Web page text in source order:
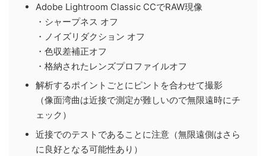
Adobe Lightroom Classic CCでRAW現像
・シャープネス オフ
・ノイズリダクション オフ
・色収差補正オフ
・格納されたレンズプロファイルオフ
解析するポイントごとにピントを合わせて撮影
（像面湾曲は近接で測定が難しいので無限遠時にチ
ェック）
近接でのテストであることに注意（無限遠側はさら
に良好となる可能性あり）